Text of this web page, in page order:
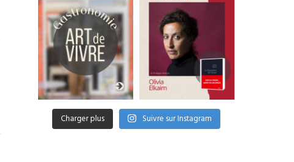
Charger plus Suivre sur Instagram